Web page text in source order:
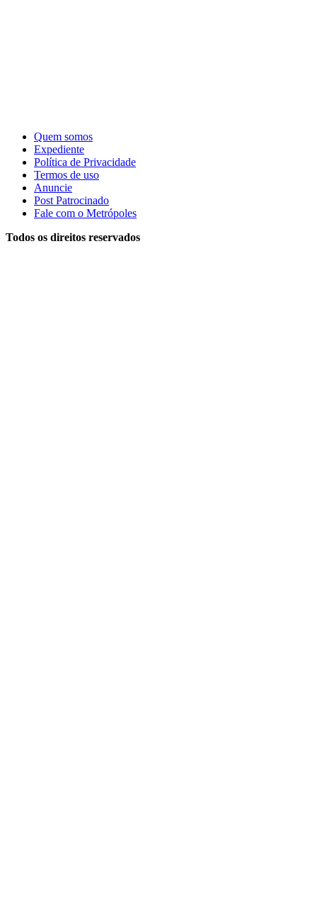
Quem somos
Expediente
Política de Privacidade
Termos de uso
Anuncie
Post Patrocinado
Fale com o Metrópoles
Todos os direitos reservados